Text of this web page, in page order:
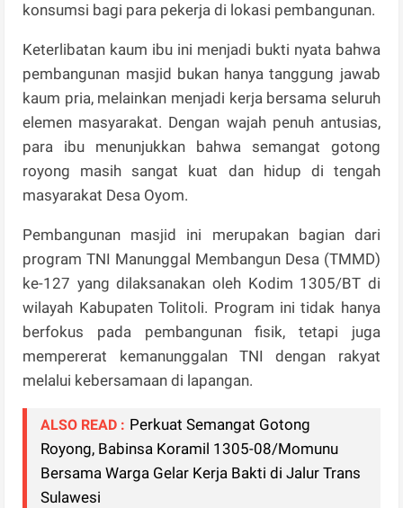
konsumsi bagi para pekerja di lokasi pembangunan.
Keterlibatan kaum ibu ini menjadi bukti nyata bahwa
pembangunan masjid bukan hanya tanggung jawab
kaum pria, melainkan menjadi kerja bersama seluruh
elemen masyarakat. Dengan wajah penuh antusias,
para ibu menunjukkan bahwa semangat gotong
royong masih sangat kuat dan hidup di tengah
masyarakat Desa Oyom.
Pembangunan masjid ini merupakan bagian dari
program TNI Manunggal Membangun Desa (TMMD)
ke-127 yang dilaksanakan oleh Kodim 1305/BT di
wilayah Kabupaten Tolitoli. Program ini tidak hanya
berfokus pada pembangunan fisik, tetapi juga
mempererat kemanunggalan TNI dengan rakyat
melalui kebersamaan di lapangan.
ALSO READ : Perkuat Semangat Gotong
Royong, Babinsa Koramil 1305-08/Momunu
Bersama Warga Gelar Kerja Bakti di Jalur Trans
Sulawesi